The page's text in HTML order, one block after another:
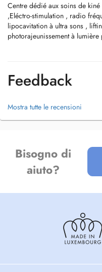
Centre dédié aux soins de
,Eléctro-stimulation , radio
lipocavitation à ultra sons ,
photorajeunissement à lumière
Feedback
Mostra tutte le recensioni
Bisogno di
aiuto?